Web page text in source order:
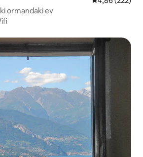
ormandaki ev